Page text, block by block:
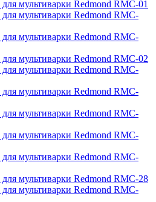
для мультиварки Redmond RMC-01
для мультиварки Redmond RMC-
для мультиварки Redmond RMC-
для мультиварки Redmond RMC-02
для мультиварки Redmond RMC-
для мультиварки Redmond RMC-
для мультиварки Redmond RMC-
для мультиварки Redmond RMC-
для мультиварки Redmond RMC-
для мультиварки Redmond RMC-28
для мультиварки Redmond RMC-